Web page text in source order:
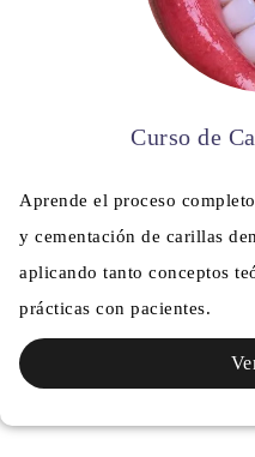
Curso de
Aprende el proceso
y cementación de carillas
aplicando tanto conceptos
prácticas con pacientes.